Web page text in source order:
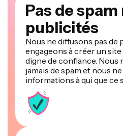
Pas de spam
publicités
Nous ne diffusons pas de
engageons à créer un
digne de confiance. Nous
jamais de spam et nous
informations à qui que ce